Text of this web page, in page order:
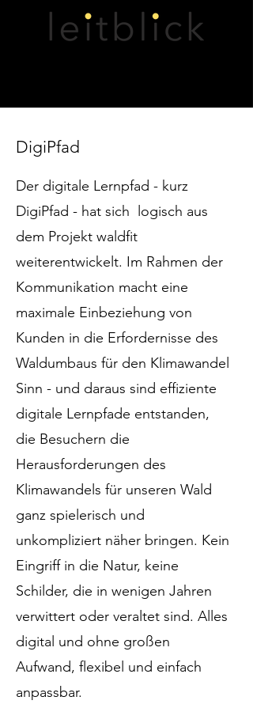
DigiPfad
Der digitale Lernpfad - kurz
DigiPfad - hat sich logisch aus
dem Projekt waldfit
weiterentwickelt. Im Rahmen der
Kommunikation macht eine
maximale Einbeziehung von
Kunden in die Erfordernisse des
Waldumbaus für den Klimawandel
Sinn - und daraus sind effiziente
digitale Lernpfade entstanden,
die Besuchern die
Herausforderungen des
Klimawandels für unseren Wald
ganz spielerisch und
unkompliziert näher bringen. Kein
Eingriff in die Natur, keine
Schilder, die in wenigen Jahren
verwittert oder veraltet sind. Alles
digital und ohne großen
Aufwand, flexibel und einfach
anpassbar.